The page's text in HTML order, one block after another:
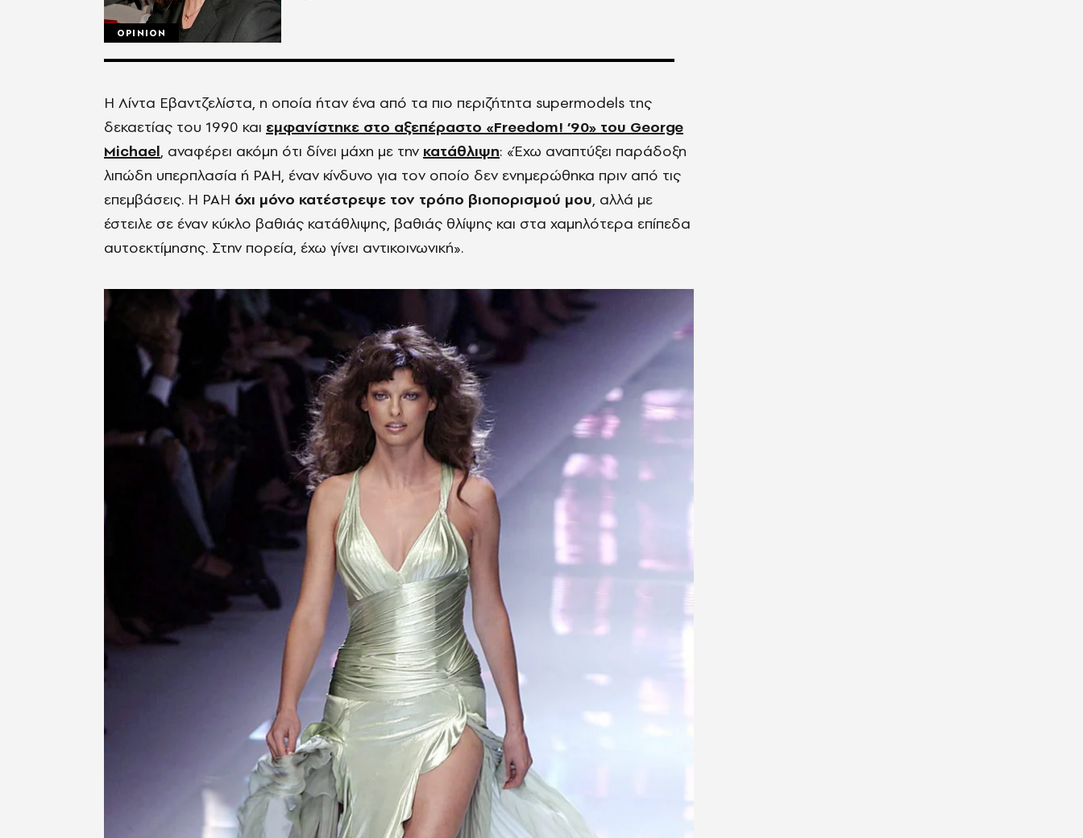
OPINION
Η Λίντα Εβαντζελίστα, η οποία ήταν ένα από τα πιο περιζήτητα supermodels της
δεκαετίας του 1990 και εμφανίστηκε στο αξεπέραστο «Freedom! ’90» του George
Michael, αναφέρει ακόμη ότι δίνει μάχη με την κατάθλιψη: «Έχω αναπτύξει παράδοξη
λιπώδη υπερπλασία ή PAH, έναν κίνδυνο για τον οποίο δεν ενημερώθηκα πριν από τις
επεμβάσεις. H PAH όχι μόνο κατέστρεψε τον τρόπο βιοπορισμού μου, αλλά με
έστειλε σε έναν κύκλο βαθιάς κατάθλιψης, βαθιάς θλίψης και στα χαμηλότερα επίπεδα
αυτοεκτίμησης. Στην πορεία, έχω γίνει αντικοινωνική».